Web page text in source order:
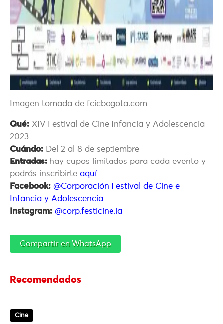
Imagen tomada de fcicbogota.com
Qué: XIV Festival de Cine Infancia y Adolescencia
2023
Cuándo: Del 2 al 8 de septiembre
Entradas: hay cupos limitados para cada evento y
podrás inscribirte aquí
Facebook: @Corporación Festival de Cine e
Infancia y Adolescencia
Instagram: @corp.festicine.ia
Compartir en WhatsApp
Recomendados
Cine